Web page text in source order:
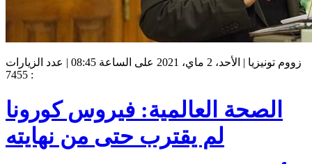
زووم تونيزيا | الأحد، 2 ماي، 2021 على الساعة 08:45 | عدد الزيارات
: 7455
الصحة العالمية: فيروس كورونا
لم يقترب حتى من نهايته